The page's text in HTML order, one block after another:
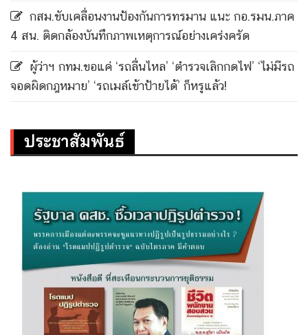
กสม.ขับเคลื่อนงานป้องกันการทรมาน แนะ กอ.รมน.ภาค
4 สน. ติดกล้องบันทึกภาพเหตุการณ์อย่างเคร่งครัด
ผู้ว่าฯ กทม.ขอแค่ ‘รถลื่นไหล’ ‘ตำรวจเลิกกดไฟ’ ‘ไม่มีรถ
จอดผิดกฎหมาย’ ‘รถเมล์เข้าป้ายได้’ ก็หรูแล้ว!
ประชาสัมพันธ์